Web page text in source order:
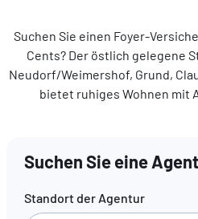
Auf unserer
Suchen Sie einen Foyer-
Cents? Der östlich gelegene
Neudorf/Weimershof, Grund,
bietet ruhiges Wohnen mit
Suchen Sie eine
Standort der Agentur